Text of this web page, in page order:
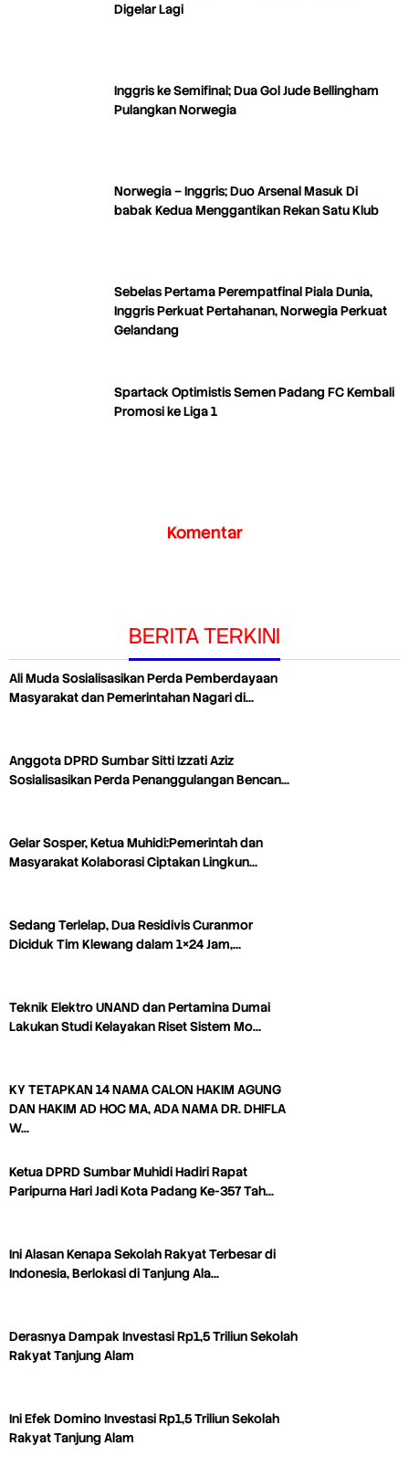
Digelar Lagi
Inggris ke Semifinal; Dua Gol Jude Bellingham
Pulangkan Norwegia
Norwegia – Inggris; Duo Arsenal Masuk Di
babak Kedua Menggantikan Rekan Satu Klub
Sebelas Pertama Perempatfinal Piala Dunia,
Inggris Perkuat Pertahanan, Norwegia Perkuat
Gelandang
Spartack Optimistis Semen Padang FC Kembali
Promosi ke Liga 1
Komentar
BERITA TERKINI
Ali Muda Sosialisasikan Perda Pemberdayaan
Masyarakat dan Pemerintahan Nagari di…
Anggota DPRD Sumbar Sitti Izzati Aziz
Sosialisasikan Perda Penanggulangan Bencan…
Gelar Sosper, Ketua Muhidi:Pemerintah dan
Masyarakat Kolaborasi Ciptakan Lingkun…
Sedang Terlelap, Dua Residivis Curanmor
Diciduk Tim Klewang dalam 1×24 Jam,…
Teknik Elektro UNAND dan Pertamina Dumai
Lakukan Studi Kelayakan Riset Sistem Mo…
KY TETAPKAN 14 NAMA CALON HAKIM AGUNG
DAN HAKIM AD HOC MA, ADA NAMA DR. DHIFLA
W…
Ketua DPRD Sumbar Muhidi Hadiri Rapat
Paripurna Hari Jadi Kota Padang Ke-357 Tah…
Ini Alasan Kenapa Sekolah Rakyat Terbesar di
Indonesia, Berlokasi di Tanjung Ala…
Derasnya Dampak Investasi Rp1,5 Triliun Sekolah
Rakyat Tanjung Alam
Ini Efek Domino Investasi Rp1,5 Triliun Sekolah
Rakyat Tanjung Alam